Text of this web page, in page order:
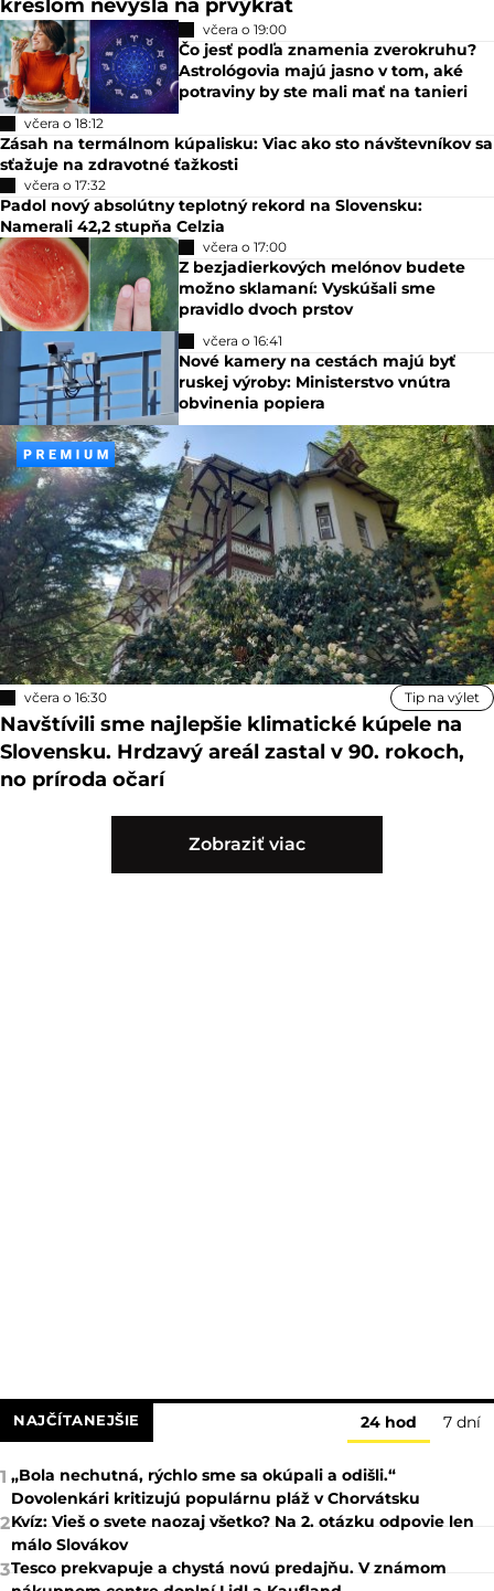
kreslom nevyšla na prvýkrát
včera o 19:00
Čo jesť podľa znamenia zverokruhu?
Astrológovia majú jasno v tom, aké
potraviny by ste mali mať na tanieri
včera o 18:12
Zásah na termálnom kúpalisku: Viac ako sto návštevníkov sa
sťažuje na zdravotné ťažkosti
včera o 17:32
Padol nový absolútny teplotný rekord na Slovensku:
Namerali 42,2 stupňa Celzia
včera o 17:00
Z bezjadierkových melónov budete
možno sklamaní: Vyskúšali sme
pravidlo dvoch prstov
včera o 16:41
Nové kamery na cestách majú byť
ruskej výroby: Ministerstvo vnútra
obvinenia popiera
včera o 16:30 Tip na výlet
Navštívili sme najlepšie klimatické kúpele na
Slovensku. Hrdzavý areál zastal v 90. rokoch,
no príroda očarí
Zobraziť viac
NAJČÍTANEJŠIE 24 hod 7 dní
1 „Bola nechutná, rýchlo sme sa okúpali a odišli.“
Dovolenkári kritizujú populárnu pláž v Chorvátsku
2Kvíz: Vieš o svete naozaj všetko? Na 2. otázku odpovie len
málo Slovákov
3Tesco prekvapuje a chystá novú predajňu. V známom